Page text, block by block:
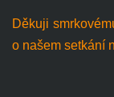
Děkuji
o našem setkání